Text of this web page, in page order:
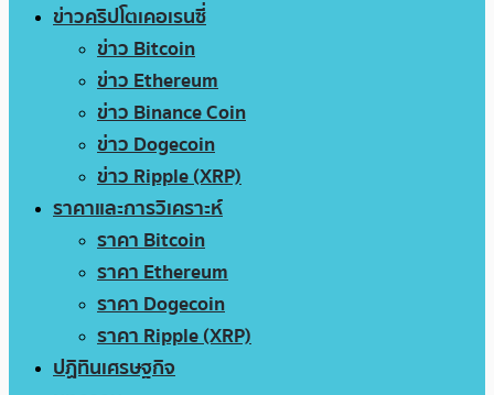
ข่าวคริปโตเคอเรนซี่
ข่าว Bitcoin
ข่าว Ethereum
ข่าว Binance Coin
ข่าว Dogecoin
ข่าว Ripple (XRP)
ราคาและการวิเคราะห์
ราคา Bitcoin
ราคา Ethereum
ราคา Dogecoin
ราคา Ripple (XRP)
ปฏิทินเศรษฐกิจ